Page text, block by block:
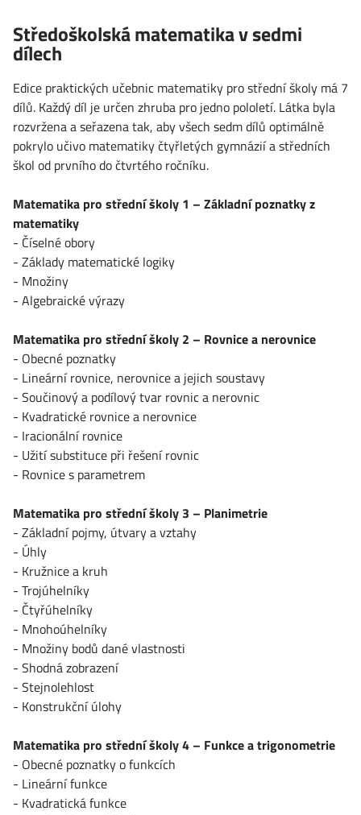
Středoškolská matematika v sedmi
dílech
Edice praktických učebnic matematiky pro střední školy má 7
dílů. Každý díl je určen zhruba pro jedno pololetí. Látka byla
rozvržena a seřazena tak, aby všech sedm dílů optimálně
pokrylo učivo matematiky čtyřletých gymnázií a středních
škol od prvního do čtvrtého ročníku.
Matematika pro střední školy 1 – Základní poznatky z
matematiky
- Číselné obory
- Základy matematické logiky
- Množiny
- Algebraické výrazy
Matematika pro střední školy 2 – Rovnice a nerovnice
- Obecné poznatky
- Lineární rovnice, nerovnice a jejich soustavy
- Součinový a podílový tvar rovnic a nerovnic
- Kvadratické rovnice a nerovnice
- Iracionální rovnice
- Užití substituce při řešení rovnic
- Rovnice s parametrem
Matematika pro střední školy 3 – Planimetrie
- Základní pojmy, útvary a vztahy
- Úhly
- Kružnice a kruh
- Trojúhelníky
- Čtyřúhelníky
- Mnohoúhelníky
- Množiny bodů dané vlastnosti
- Shodná zobrazení
- Stejnolehlost
- Konstrukční úlohy
Matematika pro střední školy 4 – Funkce a trigonometrie
- Obecné poznatky o funkcích
- Lineární funkce
- Kvadratická funkce